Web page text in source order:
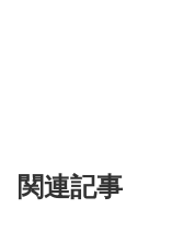
関連記事